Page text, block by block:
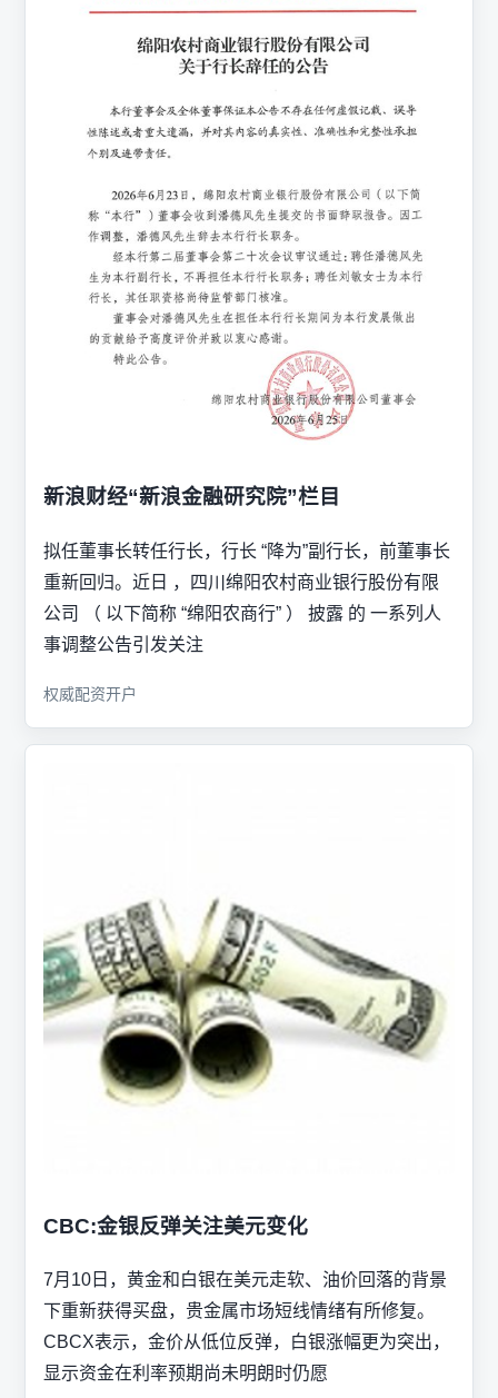
新浪财经“新浪金融研究院”栏目
拟任董事长转任行长，行长 “降为”副行长，前董事长
重新回归。近日 ，四川绵阳农村商业银行股份有限
公司 （ 以下简称 “绵阳农商行” ） 披露 的 一系列人
事调整公告引发关注
权威配资开户
CBC:金银反弹关注美元变化
7月10日，黄金和白银在美元走软、油价回落的背景
下重新获得买盘，贵金属市场短线情绪有所修复。
CBCX表示，金价从低位反弹，白银涨幅更为突出，
显示资金在利率预期尚未明朗时仍愿